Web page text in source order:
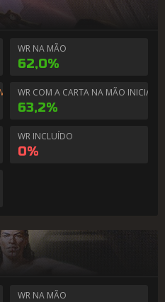
WR NA MÃO
62,0%
WR COM A CARTA NA MÃO INICIAL
63,2%
WR INCLUÍDO
0%
WR NA MÃO